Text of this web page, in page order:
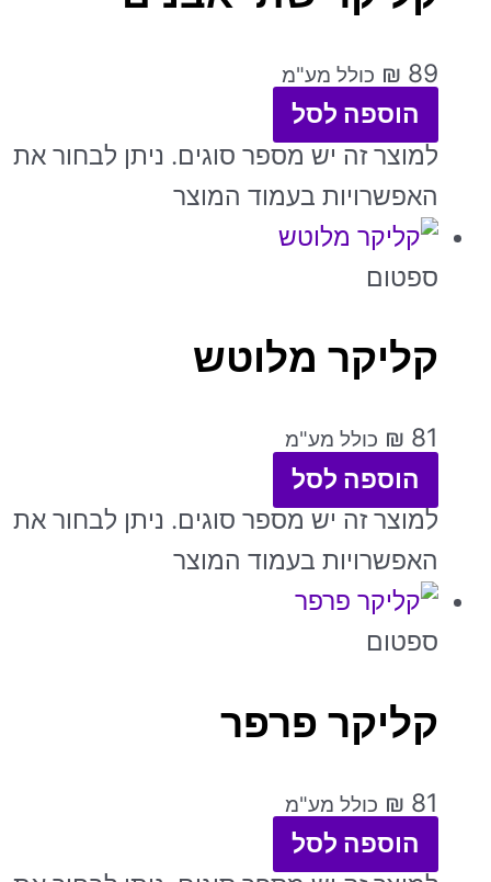
₪ 89 כולל מע"מ
הוספה לסל
למוצר זה יש מספר סוגים. ניתן לבחור את
האפשרויות בעמוד המוצר
ספטום
קליקר מלוטש
₪ 81 כולל מע"מ
הוספה לסל
למוצר זה יש מספר סוגים. ניתן לבחור את
האפשרויות בעמוד המוצר
ספטום
קליקר פרפר
₪ 81 כולל מע"מ
הוספה לסל